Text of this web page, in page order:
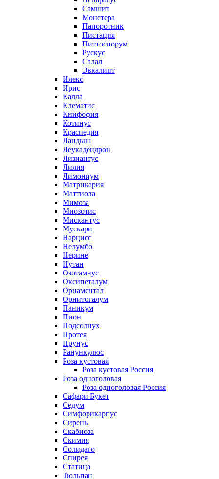
Самшит
Монстера
Папоротник
Пистация
Питтоспорум
Рускус
Салал
Эвкалипт
Илекс
Ирис
Калла
Клематис
Книфофия
Котинус
Краспедия
Ландыш
Леукадендрон
Лизиантус
Лилия
Лимониум
Матрикария
Маттиола
Мимоза
Миозотис
Мискантус
Мускари
Нарцисс
Нелумбо
Нерине
Нутан
Озотамнус
Оксипеталум
Орнаментал
Орнитогалум
Паникум
Пион
Подсолнух
Протея
Прунус
Ранункулюс
Роза кустовая
Роза кустовая Россия
Роза одноголовая
Роза одноголовая Россия
Сафари Букет
Седум
Симфорикарпус
Сирень
Скабиоза
Скимия
Солидаго
Спирея
Статица
Тюльпан